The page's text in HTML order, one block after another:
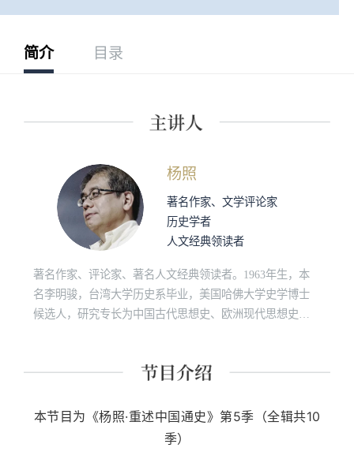
简介 目录
杨照
著名作家、文学评论家
历史学者
人文经典领读者
著名作家、评论家、著名人文经典领读者。1963年生，本
名李明骏，台湾大学历史系毕业，美国哈佛大学史学博士
候选人，研究专长为中国古代思想史、欧洲现代思想史、
《故事照亮未来》《想乐：聆听音符背后的美丽心灵》
本节目为《杨照·重述中国通史》第5季（全辑共10
季）